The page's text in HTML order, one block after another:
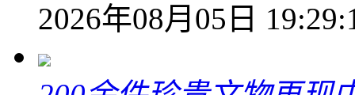
2026年08月05日